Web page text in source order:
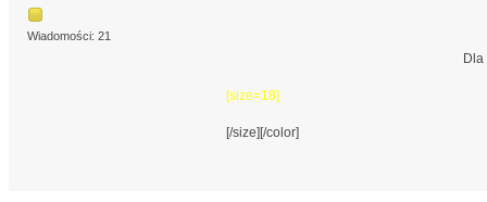
Wiadomości: 21
[size=18]
[/size][/color]